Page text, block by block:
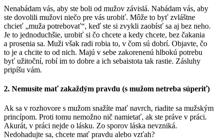
Nenabádam vás, aby ste boli od mužov závislá. Nabádam vás, aby
ste dovolili mužovi niečo pre vás urobiť. Môže to byť zvláštne
chcieť „muža potrebovať“, keď ste si zvykli zaobísť sa aj bez neho.
Je to jednoduchšie, urobiť si čo chcete a kedy chcete, bez čakania
a prosenia sa. Muži však radi robia to, v čom sú dobrí. Objavte, čo
to je a chcite to od nich. Majú v sebe zakorenenú hlbokú potrebu
byť užitoční, robí im to dobre a ich sebaistota tak rastie. Zásluhy
pripíšu vám.
2. Nemusíte mať zakaždým pravdu (s mužom netreba súperiť)
Ak sa v rozhovore s mužom snažíte mať navrch, riadite sa mužským
princípom. Proti tomu nemožno nič namietať, ak ste práve v práci.
Akurát, v práci nejde o lásku. Zo sporov láska nevzniká.
Nedohadujte sa, chcete mať pravdu alebo vzťah?